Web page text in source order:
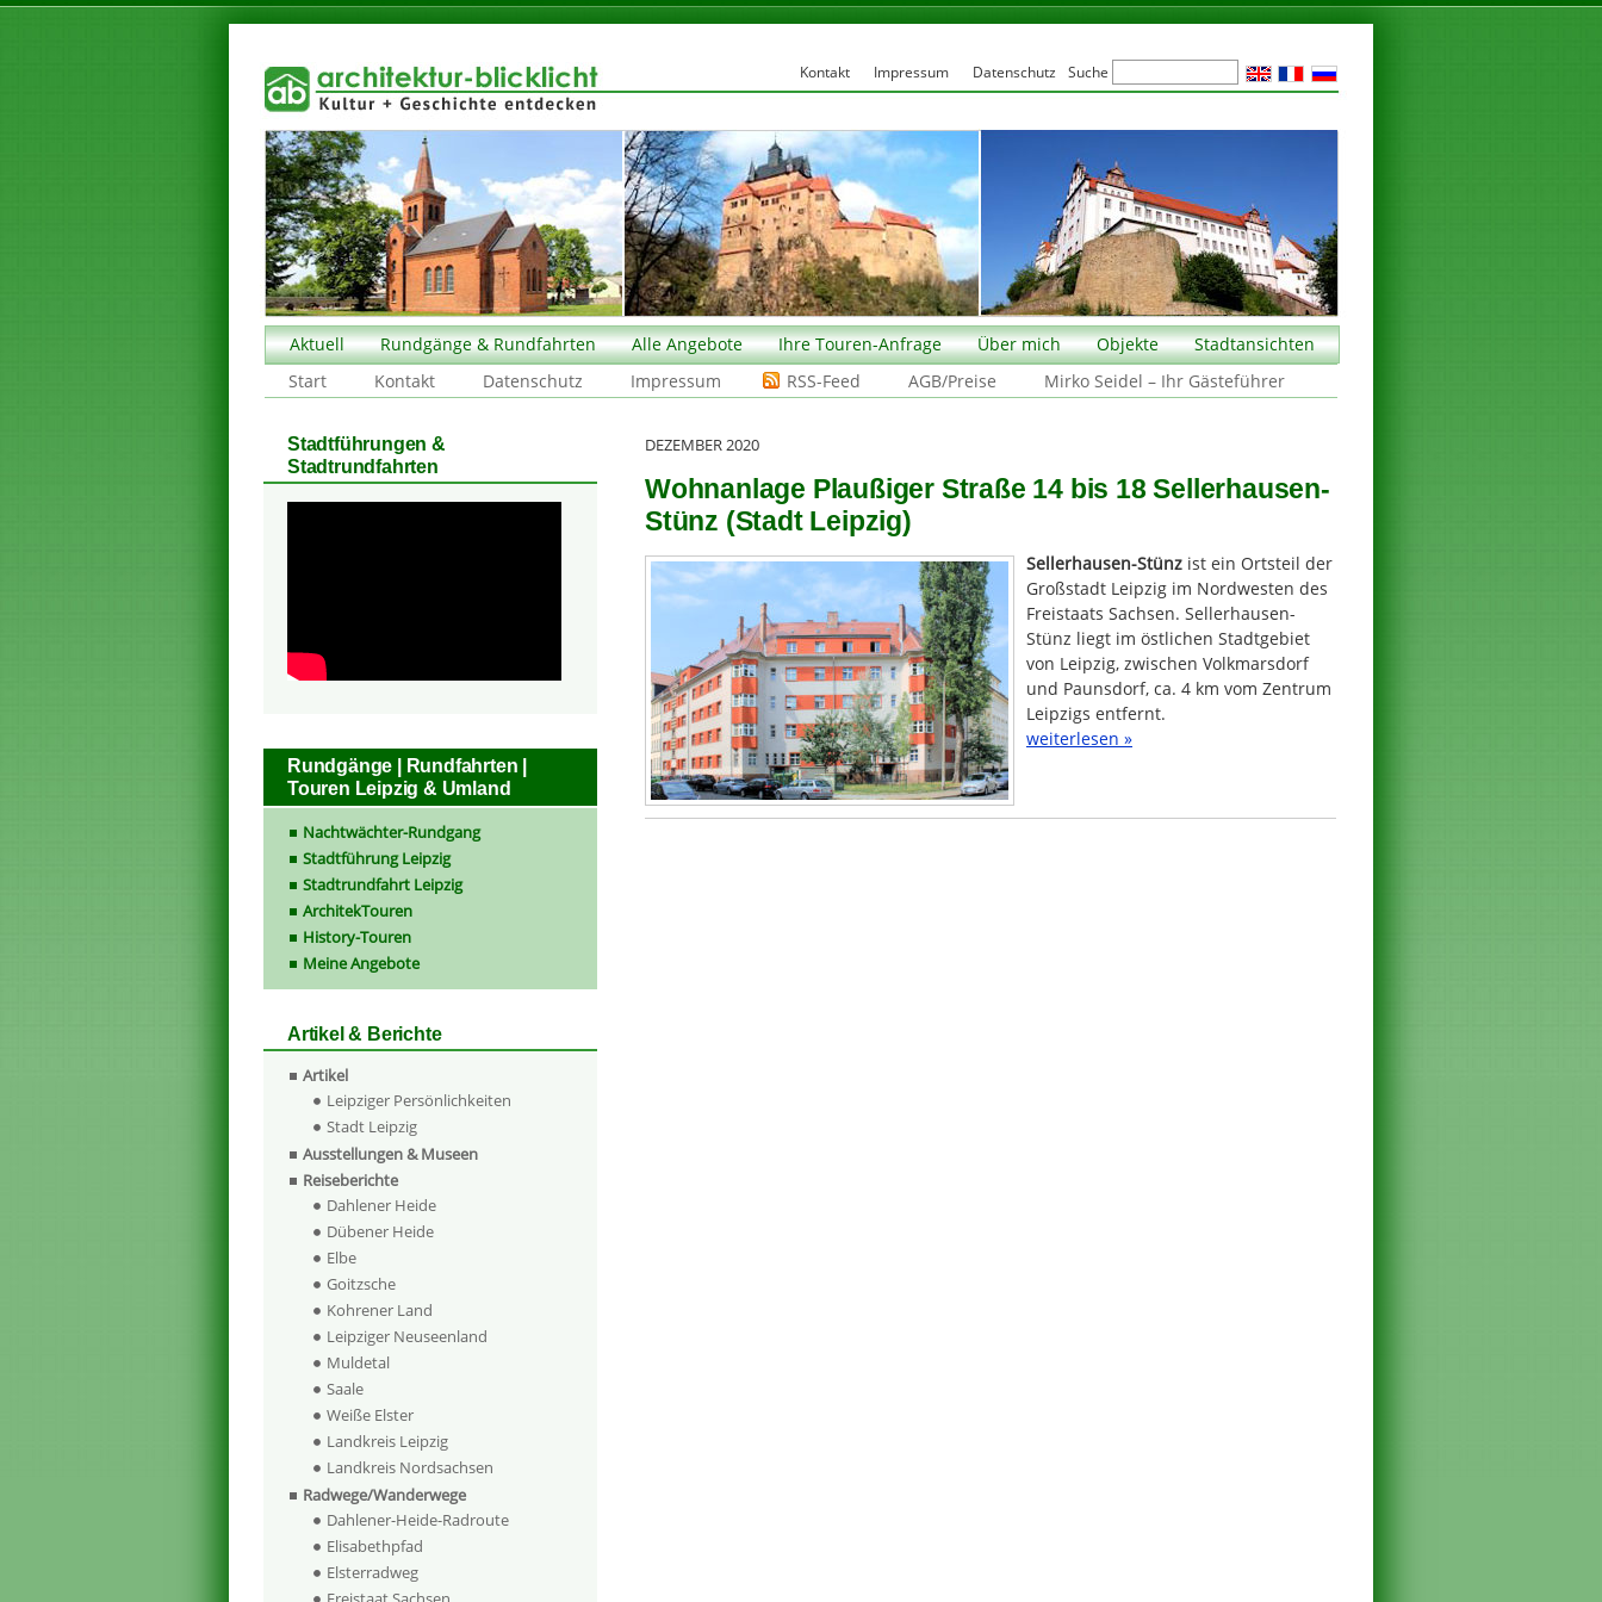
Aktuell Rundgänge & Rundfahrten Alle Angebote Ihre Touren-Anfrage Über mich Objekte
Stadtansichten
Start
Kontakt Datenschutz Impressum RSS-Feed AGB/Preise Mirko Seidel – Ihr Gästeführer
DEZEMBER 2020
Wohnanlage Plaußiger Straße 14 bis 18 Sellerhausen-
Stünz (Stadt Leipzig)
Sellerhausen-Stünz ist ein Ortsteil der
Großstadt Leipzig im Nordwesten des
Freistaats Sachsen. Sellerhausen-
Stünz liegt im östlichen Stadtgebiet
von Leipzig, zwischen Volkmarsdorf
und Paunsdorf, ca. 4 km vom Zentrum
Leipzigs entfernt.
weiterlesen »
Stadtführungen &
Stadtrundfahrten
Rundgänge | Rundfahrten |
Touren Leipzig & Umland
Nachtwächter-Rundgang
Stadtführung Leipzig
Stadtrundfahrt Leipzig
ArchitekTouren
History-Touren
Meine Angebote
Artikel & Berichte
Artikel
Leipziger Persönlichkeiten
Stadt Leipzig
Ausstellungen & Museen
Reiseberichte
Dahlener Heide
Dübener Heide
Elbe
Goitzsche
Kohrener Land
Leipziger Neuseenland
Muldetal
Saale
Weiße Elster
Landkreis Leipzig
Landkreis Nordsachsen
Radwege/Wanderwege
Dahlener-Heide-Radroute
Elisabethpfad
Elsterradweg
Kontakt Impressum Datenschutz Suche